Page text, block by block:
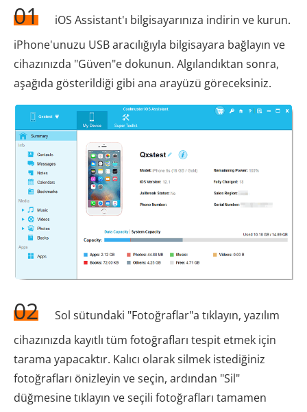
01
iOS Assistant'ı bilgisayarınıza indirin ve kurun.
iPhone'unuzu USB aracılığıyla bilgisayara bağlayın ve
cihazınızda "Güven"e dokunun. Algılandıktan sonra,
aşağıda gösterildiği gibi ana arayüzü göreceksiniz.
02
Sol sütundaki "Fotoğraflar"a tıklayın, yazılım
cihazınızda kayıtlı tüm fotoğrafları tespit etmek için
tarama yapacaktır. Kalıcı olarak silmek istediğiniz
fotoğrafları önizleyin ve seçin, ardından "Sil"
düğmesine tıklayın ve seçili fotoğrafları tamamen